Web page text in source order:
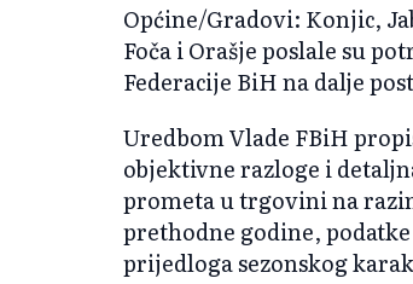
Općine/Gradovi: Konjic,
Foča i Orašje poslale su
Federacije BiH na dalje
Uredbom Vlade FBiH
objektivne razloge i
prometa u trgovini na
prethodne godine,
prijedloga sezonskog